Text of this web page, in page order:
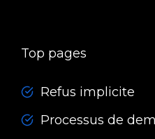
Top pages
Refus implicite
Processus de